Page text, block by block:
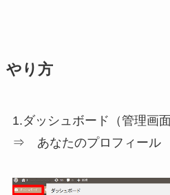
やり方
1.ダッシュボード（管理
⇒ あなたのプロフィール